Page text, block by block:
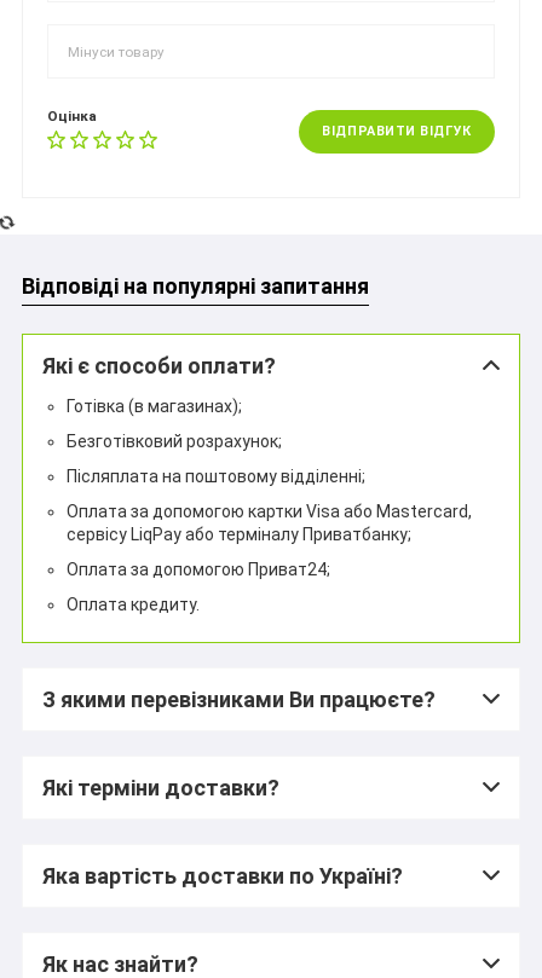
Оцінка
ВІДПРАВИТИ ВІДГУК
Відповіді на популярні запитання
Які є способи оплати?
Готівка (в магазинах);
Безготівковий розрахунок;
Післяплата на поштовому відділенні;
Оплата за допомогою картки Visa або Mastercard,
сервісу LiqPay або терміналу Приватбанку;
Оплата за допомогою Приват24;
Оплата кредиту.
З якими перевізниками Ви працюєте?
Які терміни доставки?
Яка вартість доставки по Україні?
Як нас знайти?